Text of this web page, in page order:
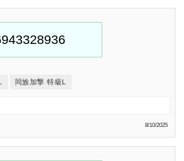
同族加撃 特級L
8/10/2025